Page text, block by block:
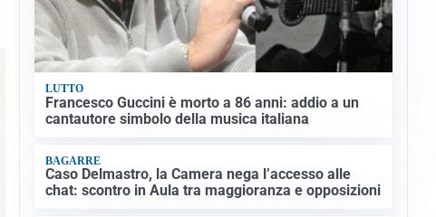
LUTTO
Francesco Guccini è morto a 86 anni: addio a un
cantautore simbolo della musica italiana
BAGARRE
Caso Delmastro, la Camera nega l’accesso alle
chat: scontro in Aula tra maggioranza e opposizioni